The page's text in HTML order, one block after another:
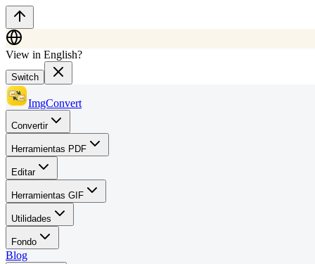
View in English?
Switch
ImgConvert
Convertir
Herramientas PDF
Editar
Herramientas GIF
Utilidades
Fondo
Blog